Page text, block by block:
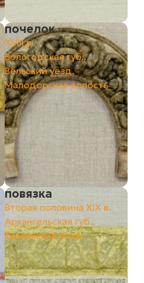
почелок
XVIII в.
Вологодская губ.,
Вельский уезд,
Малодорская волость
повязка
Вторая половина ХIХ в.
Архангельская губ.,
Пинежский уезд